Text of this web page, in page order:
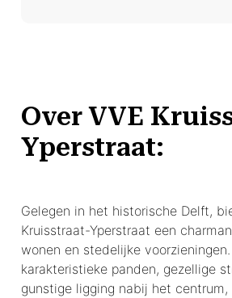
Over VVE
Yperstraat:
Gelegen in het historische Delft,
Kruisstraat-Yperstraat een
wonen en stedelijke
karakteristieke panden, gezellige
gunstige ligging nabij het